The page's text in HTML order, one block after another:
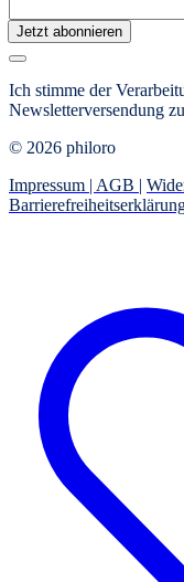
Jetzt abonnieren
Ich stimme der
Newsletterversendung
© 2026 philoro
Impressum | AGB |